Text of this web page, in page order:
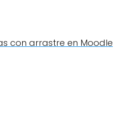
con arrastre en Moodle